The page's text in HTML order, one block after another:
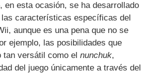
en esta ocasión, se ha desarrollado
las características específicas del
aunque es una pena que no se
ejemplo, las posibilidades que
tan versátil como elnunchuk,
del juego únicamente a través del